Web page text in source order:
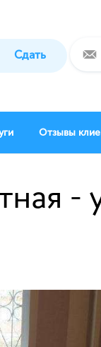
Сдать
Отзывы
-